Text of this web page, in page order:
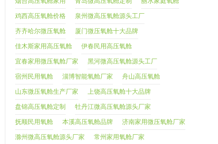
鸡西高压氧舱价格 泉州微高压氧舱源头工厂
齐齐哈尔微压氧舱 厦门微压氧舱十大品牌
佳木斯家用高压氧舱 伊春民用高压氧舱
宜春家用微压氧舱厂家 黑河微高压氧舱源头工厂
宿州民用氧舱 淄博智能氧舱厂家 舟山高压氧舱
山东微压氧舱生产厂家 上饶高压氧舱十大品牌
盘锦高压氧舱定制 牡丹江微高压氧舱源头厂家
抚顺民用氧舱 本溪高压氧舱品牌 济南家用微压氧舱厂家
滁州微高压氧舱源头厂家 常州家用氧舱厂家